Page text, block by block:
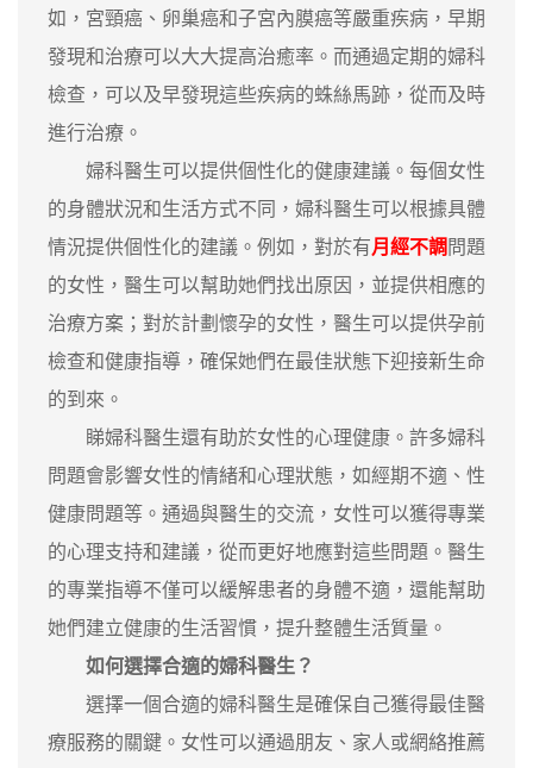
如，宮頸癌、卵巢癌和子宮內膜癌等嚴重疾病，早期
發現和治療可以大大提高治癒率。而通過定期的婦科
檢查，可以及早發現這些疾病的蛛絲馬跡，從而及時
進行治療。
婦科醫生可以提供個性化的健康建議。每個女性
的身體狀況和生活方式不同，婦科醫生可以根據具體
情況提供個性化的建議。例如，對於有月經不調 問題
的女性，醫生可以幫助她們找出原因，並提供相應的
治療方案；對於計劃懷孕的女性，醫生可以提供孕前
檢查和健康指導，確保她們在最佳狀態下迎接新生命
的到來。
睇婦科醫生還有助於女性的心理健康。許多婦科
問題會影響女性的情緒和心理狀態，如經期不適、性
健康問題等。通過與醫生的交流，女性可以獲得專業
的心理支持和建議，從而更好地應對這些問題。醫生
的專業指導不僅可以緩解患者的身體不適，還能幫助
她們建立健康的生活習慣，提升整體生活質量。
如何選擇合適的婦科醫生？
選擇一個合適的婦科醫生是確保自己獲得最佳醫
療服務的關鍵。女性可以通過朋友、家人或網絡推薦